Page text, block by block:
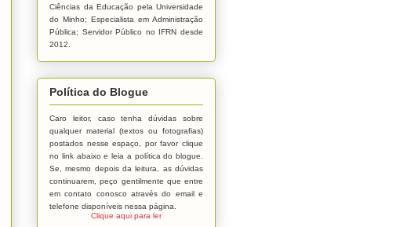
Ciências da Educação pela Universidade
do Minho; Especialista em Administração
Pública; Servidor Público no IFRN desde
2012.
Política do Blogue
Caro leitor, caso tenha dúvidas sobre
qualquer material (textos ou fotografias)
postados nesse espaço, por favor clique
no link abaixo e leia a política do blogue.
Se, mesmo depois da leitura, as dúvidas
continuarem, peço gentilmente que entre
em contato conosco através do email e
telefone disponíveis nessa página.
Clique aqui para ler